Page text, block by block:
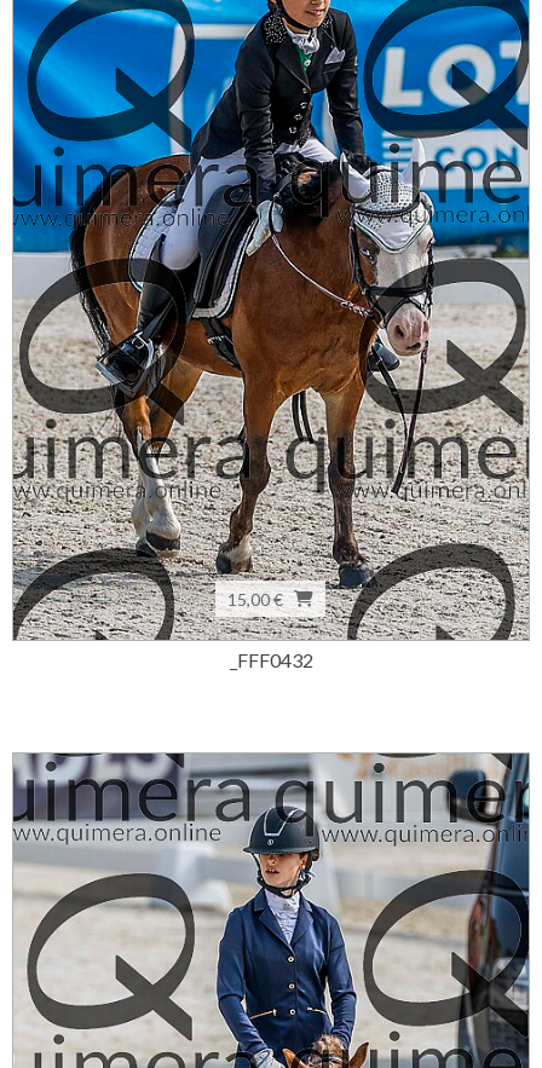
15,00 €
_FFF0432